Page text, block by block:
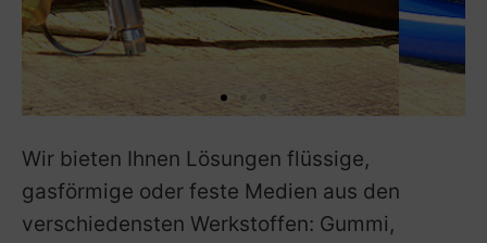
Wir bieten Ihnen Lösungen flüssige,
gasförmige oder feste Medien aus den
verschiedensten Werkstoffen: Gummi,